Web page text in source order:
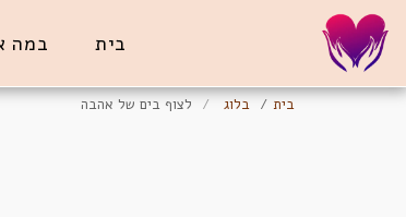
בית במה
בית בלוג לצוף בים של אהבה